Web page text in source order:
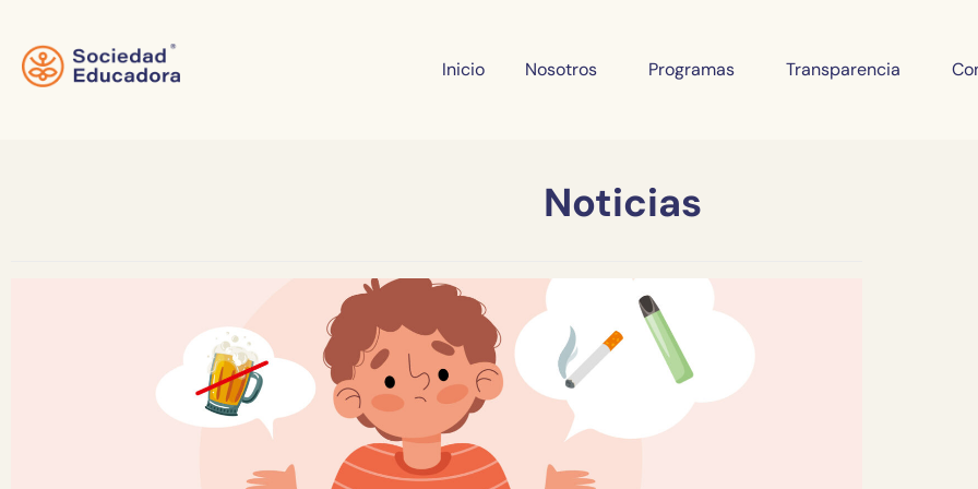
Inicio Nosotros Programas Transparencia
Noticias